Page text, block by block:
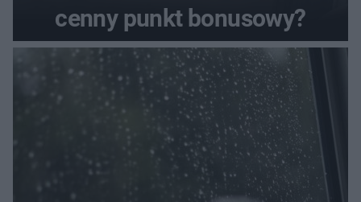
cenny punkt bonusowy?